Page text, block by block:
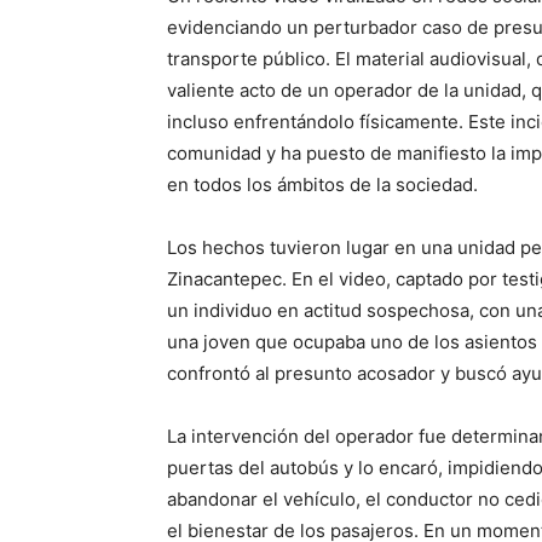
evidenciando un perturbador caso de
transporte público. El material
valiente acto de un operador de la unidad,
incluso enfrentándolo físicamente. Este
comunidad y ha puesto de manifiesto la
en todos los ámbitos de la sociedad.
Los hechos tuvieron lugar en una unidad
Zinacantepec. En el video, captado por
un individuo en actitud sospechosa, con
una joven que ocupaba uno de los
confrontó al presunto acosador y buscó
La intervención del operador fue
puertas del autobús y lo encaró,
abandonar el vehículo, el conductor no
el bienestar de los pasajeros. En un